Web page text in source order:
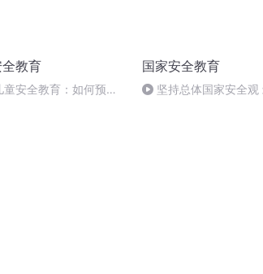
全教育
安全教育：如何预防
国家安全教育
坚持总体国家安全观